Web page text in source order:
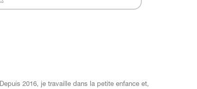
Depuis 2016, je travaille dans la petite enfance et,